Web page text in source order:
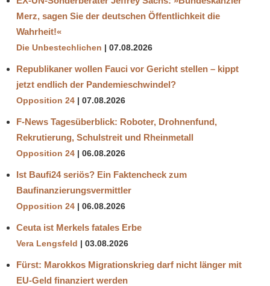
Merz, sagen Sie der deutschen Öffentlichkeit die
Wahrheit!«
Die Unbestechlichen 07.08.2026
Republikaner wollen Fauci vor Gericht stellen – kippt
jetzt endlich der Pandemieschwindel?
Opposition 24 07.08.2026
F-News Tagesüberblick: Roboter, Drohnenfund,
Rekrutierung, Schulstreit und Rheinmetall
Opposition 24 06.08.2026
Ist Baufi24 seriös? Ein Faktencheck zum
Baufinanzierungsvermittler
Opposition 24 06.08.2026
Ceuta ist Merkels fatales Erbe
Vera Lengsfeld 03.08.2026
Fürst: Marokkos Migrationskrieg darf nicht länger mit
EU-Geld finanziert werden